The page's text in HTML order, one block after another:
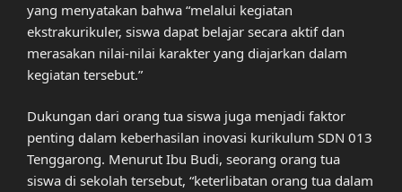
yang menyatakan bahwa “melalui kegiatan
ekstrakurikuler, siswa dapat belajar secara aktif dan
merasakan nilai-nilai karakter yang diajarkan dalam
kegiatan tersebut.”
Dukungan dari orang tua siswa juga menjadi faktor
penting dalam keberhasilan inovasi kurikulum SDN 013
Tenggarong. Menurut Ibu Budi, seorang orang tua
siswa di sekolah tersebut, “keterlibatan orang tua dalam